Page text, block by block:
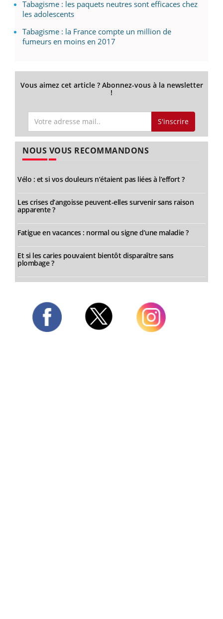
Tabagisme : les paquets neutres sont efficaces chez
les adolescents
Tabagisme : la France compte un million de
fumeurs en moins en 2017
Vous aimez cet article ? Abonnez-vous à la newsletter
!
S'inscrire
NOUS VOUS RECOMMANDONS
Vélo : et si vos douleurs n’étaient pas liées à l’effort ?
Les crises d’angoisse peuvent-elles survenir sans raison
apparente ?
Fatigue en vacances : normal ou signe d’une maladie ?
Et si les caries pouvaient bientôt disparaître sans
plombage ?